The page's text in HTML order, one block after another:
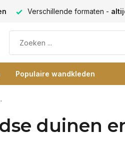
Verschillende formaten -
Populaire wandkleden
duinen